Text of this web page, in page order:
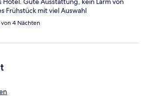
Frühstück mit viel Auswahl
4 Nächten